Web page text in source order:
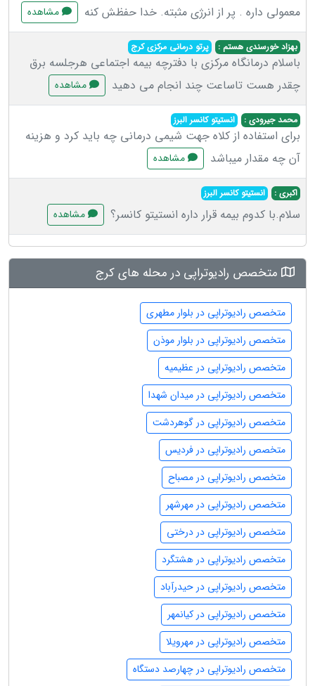
معمولی داره . پر از انرژی مثبته. خدا حفظش کنه
مشاهده
بهزاد خورسندی هستم : پرتو درمانی مرکزی کرج
باسلام درمانگاه مرکزی با دفترچه بیمه اجتماعی هرجلسه برق
چقدر هست تاساعت چند انجام می دهید
مشاهده
محمد جیرودی : انستیتو کانسر البرز
برای استفاده از کلاه جهت شیمی درمانی چه باید کرد و هزینه
آن چه مقدار میباشد
مشاهده
اکبری : انستیتو کانسر البرز
سلام.با کدوم بیمه قرار داره انستیتو کانسر؟ مشاهده
متخصص رادیوتراپی در محله های کرج
متخصص رادیوتراپی در بلوار مطهری
متخصص رادیوتراپی در بلوار موذن
متخصص رادیوتراپی در عظیمیه
متخصص رادیوتراپی در میدان شهدا
متخصص رادیوتراپی در گوهردشت
متخصص رادیوتراپی در فردیس
متخصص رادیوتراپی در مصباح
متخصص رادیوتراپی در مهرشهر
متخصص رادیوتراپی در درختی
متخصص رادیوتراپی در هشتگرد
متخصص رادیوتراپی در حیدرآباد
متخصص رادیوتراپی در کیانمهر
متخصص رادیوتراپی در مهرویلا
متخصص رادیوتراپی در چهارصد دستگاه